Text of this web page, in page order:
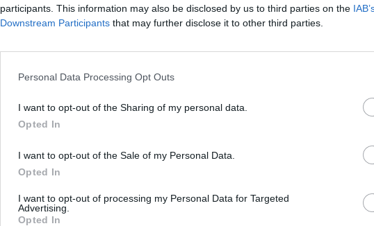
participants. This information may also be disclosed by us to third parties on the
Downstream Participants that may further disclose it to other third parties.
Personal Data Processing Opt Outs
I want to opt-out of the Sharing of my personal data.
Opted In
I want to opt-out of the Sale of my Personal Data.
Opted In
I want to opt-out of processing my Personal Data for Targeted
Advertising.
Opted In
PRENUMERERA PÅ
Brottslighet
Börje R P
Demokrati Dick